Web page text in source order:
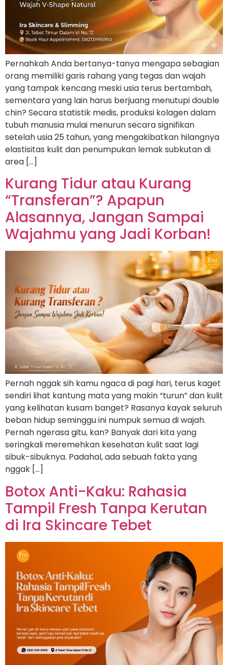
Pernahkah Anda bertanya-tanya mengapa sebagian
orang memiliki garis rahang yang tegas dan wajah
yang tampak kencang meski usia terus bertambah,
sementara yang lain harus berjuang menutupi double
chin? Secara statistik medis, produksi kolagen dalam
tubuh manusia mulai menurun secara signifikan
setelah usia 25 tahun, yang mengakibatkan hilangnya
elastisitas kulit dan penumpukan lemak subkutan di
area […]
Kurang Tidur atau Kurang
“Transferan”? Apapun
Alasannya, Jangan Sampai
Wajahmu yang Jadi Korban!
Pernah nggak sih kamu ngaca di pagi hari, terus kaget
sendiri lihat kantung mata yang makin “turun” dan kulit
yang kelihatan kusam banget? Rasanya kayak seluruh
beban hidup seminggu ini numpuk semua di wajah.
Pernah ngerasa gitu, kan? Banyak dari kita yang
seringkali meremehkan kesehatan kulit saat lagi
sibuk-sibuknya. Padahal, ada sebuah fakta yang
nggak […]
Botox Anti-Kaku: Rahasia
Tampil Fresh Tanpa Kerutan
di Ira Skincare Tebet